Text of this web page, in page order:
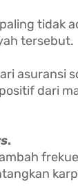
tidak
tersebut.
asuransi
dari
.